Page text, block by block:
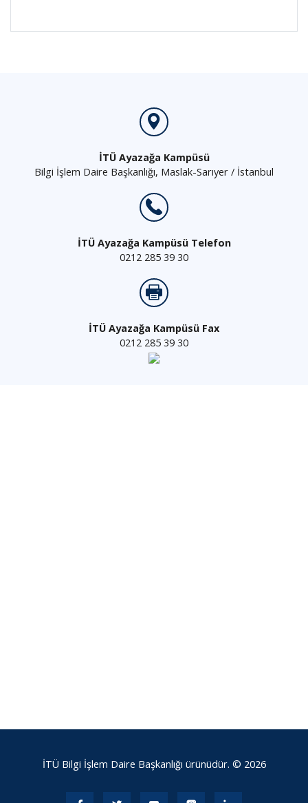
İTÜ Ayazağa Kampüsü
Bilgi İşlem Daire Başkanlığı, Maslak-Sarıyer / İstanbul
İTÜ Ayazağa Kampüsü Telefon
0212 285 39 30
İTÜ Ayazağa Kampüsü Fax
0212 285 39 30
İTÜ Bilgi İşlem Daire Başkanlığı ürünüdür. © 2026